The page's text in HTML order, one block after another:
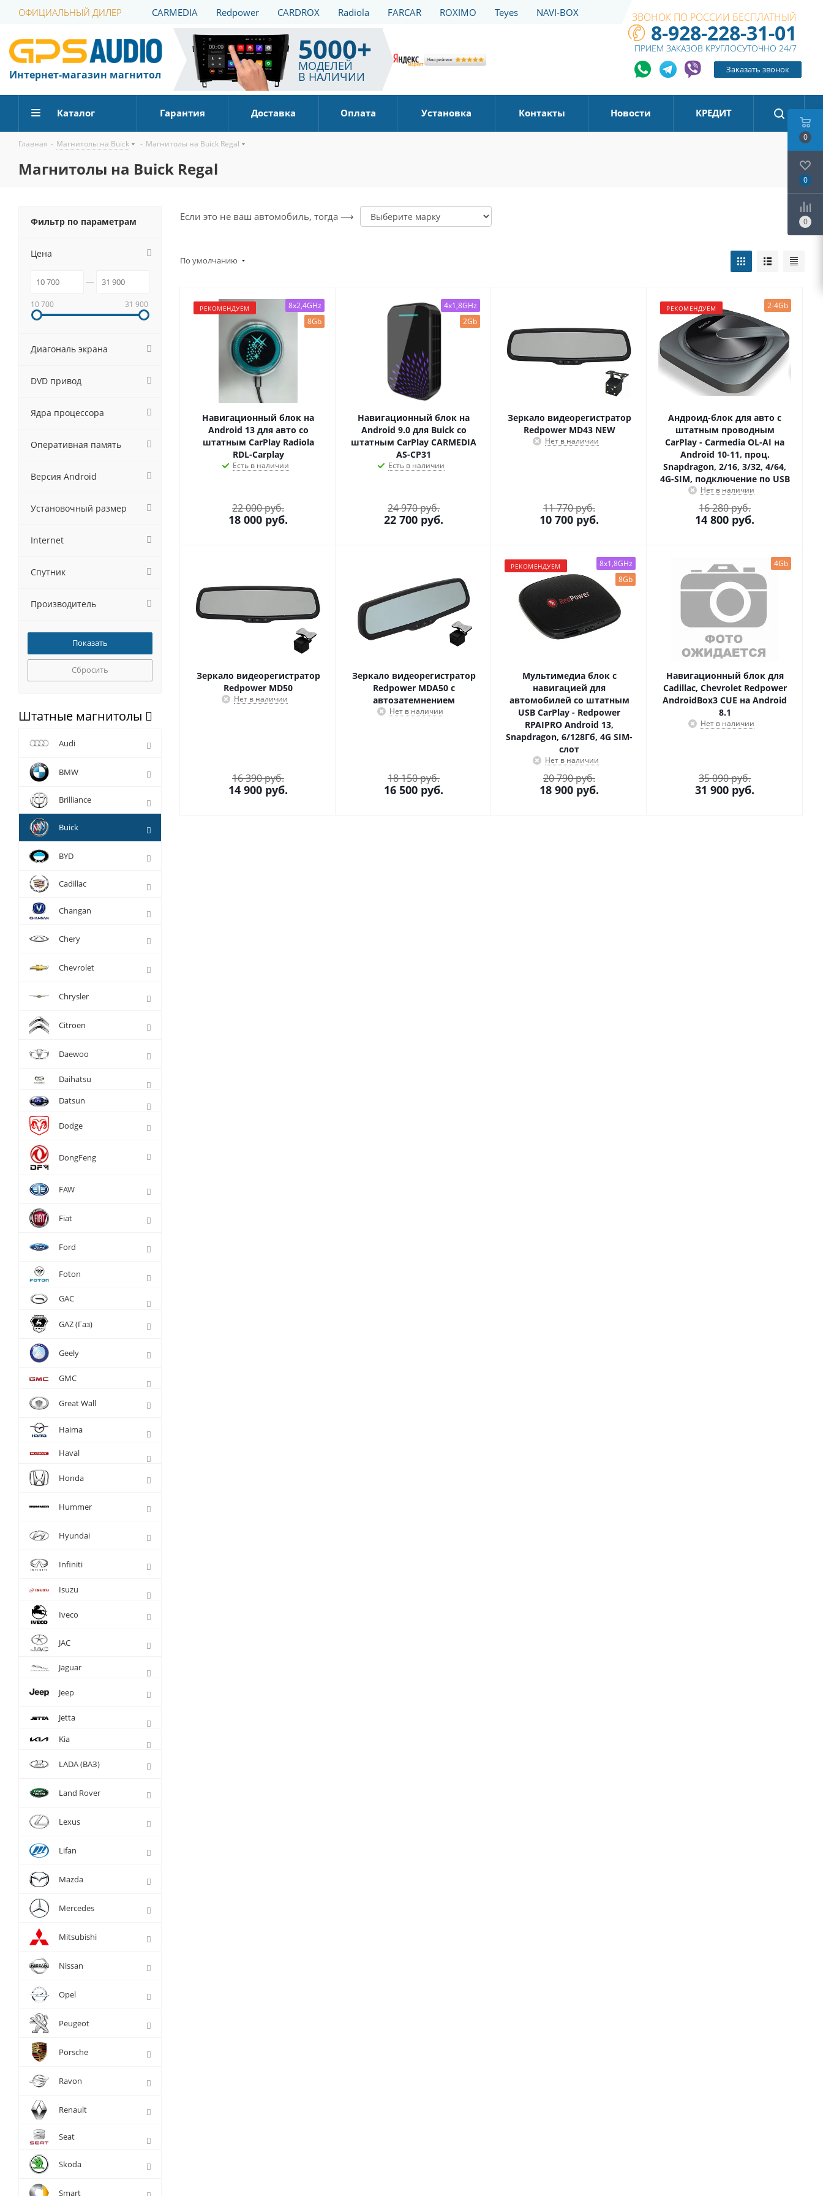
ОФИЦИАЛЬНЫЙ ДИЛЕР CARMEDIA Redpower CARDROX Radiola FARCAR ROXIMO Teyes NAVI-BOX
Интернет-магазин магнитол
5000+
МОДЕЛЕЙ
В НАЛИЧИИ
ЗВОНОК ПО РОССИИ БЕСПЛАТНЫЙ
8-928-228-31-01
ПРИЕМ ЗАКАЗОВ КРУГЛОСУТОЧНО 24/7
Заказать звонок
Каталог Гарантия Доставка Оплата Установка Контакты Новости КРЕДИТ
Главная - Магнитолы на Buick - Магнитолы на Buick Regal
Магнитолы на Buick Regal
Если это не ваш автомобиль, тогда ⟶
По умолчанию
РЕКОМЕНДУЕМ
8x2,4GHz
8Gb
Навигационный блок на
Android 13 для авто со
штатным CarPlay Radiola
RDL-Carplay
Есть в наличии
22 000 руб.
18 000 руб.
4x1,8GHz
2Gb
Навигационный блок на
Android 9.0 для Buick со
штатным CarPlay CARMEDIA
AS-CP31
Есть в наличии
24 970 руб.
22 700 руб.
Зеркало видеорегистратор
Redpower MD43 NEW
Нет в наличии
11 770 руб.
10 700 руб.
РЕКОМЕНДУЕМ 2-4Gb
Андроид-блок для авто с
штатным проводным
CarPlay - Carmedia OL-AI на
Android 10-11, проц.
Snapdragon, 2/16, 3/32, 4/64,
4G-SIM, подключение по USB
Нет в наличии
16 280 руб.
14 800 руб.
Зеркало видеорегистратор
Redpower MD50
Нет в наличии
16 390 руб.
14 900 руб.
Зеркало видеорегистратор
Redpower MDA50 с
автозатемнением
Нет в наличии
18 150 руб.
16 500 руб.
РЕКОМЕНДУЕМ
8x1,8GHz
8Gb
Мультимедиа блок с
навигацией для
автомобилей со штатным
USB CarPlay - Redpower
RPAIPRO Android 13,
Snapdragon, 6/128Гб, 4G SIM-
слот
Нет в наличии
20 790 руб.
18 900 руб.
4Gb
Навигационный блок для
Cadillac, Chevrolet Redpower
AndroidBox3 CUE на Android
8.1
Нет в наличии
35 090 руб.
31 900 руб.
Фильтр по параметрам
Цена
10 700 31 900
Диагональ экрана
DVD привод
Ядра процессора
Оперативная память
Версия Android
Установочный размер
Internet
Спутник
Производитель
Сбросить
Штатные магнитолы
Audi
BMW
Brilliance
Buick
BYD
Cadillac
Changan
Chery
Chevrolet
Chrysler
Citroen
Daewoo
Daihatsu
Datsun
Dodge
DongFeng
FAW
Fiat
Ford
Foton
GAC
GAZ (Газ)
Geely
GMC
Great Wall
Haima
Haval
Honda
Hummer
Hyundai
Infiniti
Isuzu
Iveco
JAC
Jaguar
Jeep
Jetta
Kia
LADA (ВАЗ)
Land Rover
Lexus
Lifan
Mazda
Mercedes
Mitsubishi
Nissan
Opel
Peugeot
Porsche
Ravon
Renault
Seat
Skoda
Smart
0
0
0